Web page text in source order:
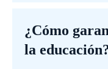
¿Cómo
la